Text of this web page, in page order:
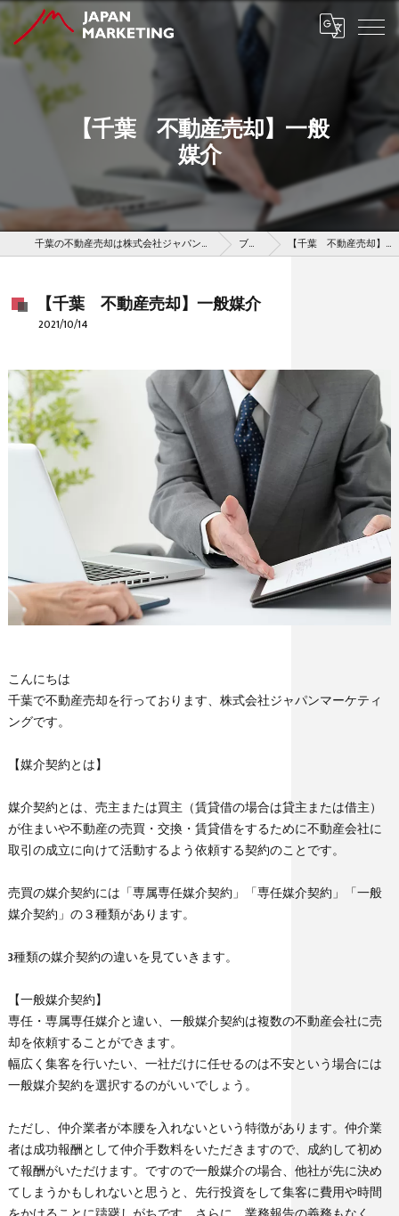
【千葉 不動産売却】一般
媒介
千葉の不動産売却は株式会社ジャパンマーケティング ブログ 【千葉 不動産売却】一般媒介
【千葉 不動産売却】一般媒介
2021/10/14
こんにちは
千葉で不動産売却を行っております、株式会社ジャパンマーケティ
ングです。
【媒介契約とは】
媒介契約とは、売主または買主（賃貸借の場合は貸主または借主）
が住まいや不動産の売買・交換・賃貸借をするために不動産会社に
取引の成立に向けて活動するよう依頼する契約のことです。
売買の媒介契約には「専属専任媒介契約」「専任媒介契約」「一般
媒介契約」の３種類があります。
3種類の媒介契約の違いを見ていきます。
【一般媒介契約】
専任・専属専任媒介と違い、一般媒介契約は複数の不動産会社に売
却を依頼することができます。
幅広く集客を行いたい、一社だけに任せるのは不安という場合には
一般媒介契約を選択するのがいいでしょう。
ただし、仲介業者が本腰を入れないという特徴があります。仲介業
者は成功報酬として仲介手数料をいただきますので、成約して初め
て報酬がいただけます。ですので一般媒介の場合、他社が先に決め
てしまうかもしれないと思うと、先行投資をして集客に費用や時間